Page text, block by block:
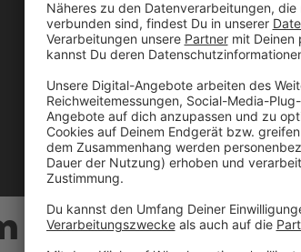
Mühlviertel – Im